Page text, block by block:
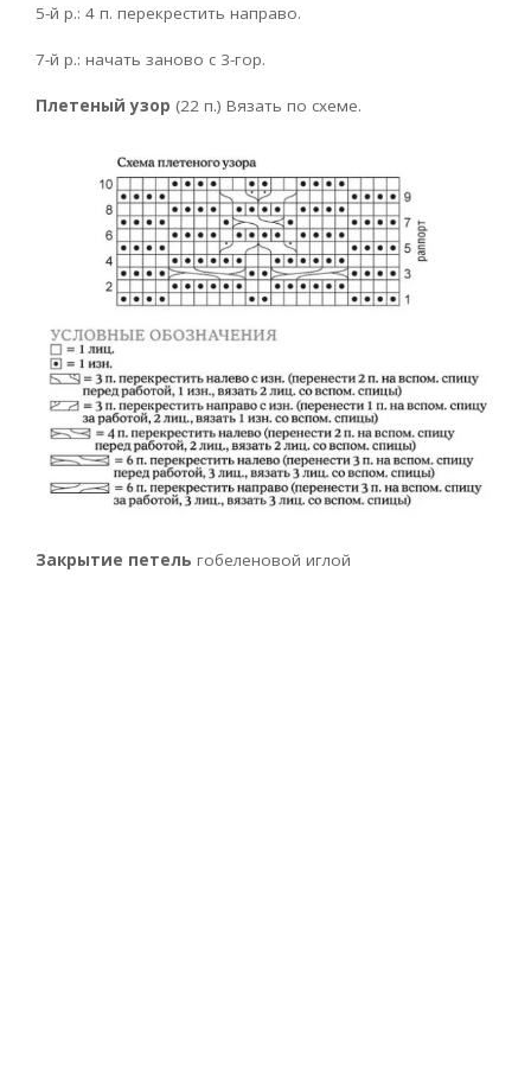
5-й р.: 4 п. перекрестить направо.
7-й р.: начать заново с 3-гор.
Плетеный узор (22 п.) Вязать по схеме.
Закрытие петель гобеленовой иглой